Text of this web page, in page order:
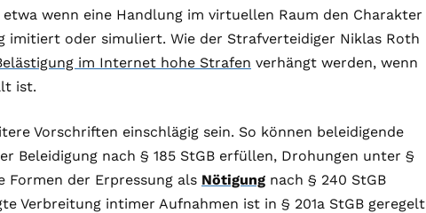
wenn eine Handlung im virtuellen Raum den Charakter
imitiert oder simuliert. Wie der Strafverteidiger Niklas Roth
im Internet hohe Strafen verhängt werden, wenn
ist.
Vorschriften einschlägig sein. So können beleidigende
Beleidigung nach § 185 StGB erfüllen, Drohungen unter §
Formen der Erpressung als Nötigung nach § 240 StGB
Verbreitung intimer Aufnahmen ist in § 201a StGB geregelt